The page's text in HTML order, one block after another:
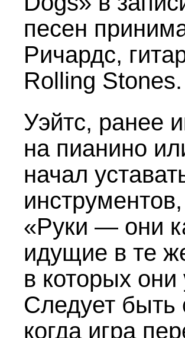
песен
Ричардс,
Rolling Stones.
Уэйтс, ранее
на пианино
начал
«Руки — они
идущие в те
в которых
Следует
когда игра